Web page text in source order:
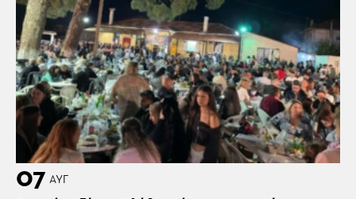
07 ΑΥΓ